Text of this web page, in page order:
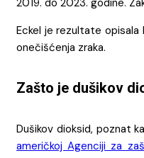
Eckel je rezultate opisala
onečišćenja zraka.
Zašto je dušikov
Dušikov dioksid, poznat
američkoj Agenciji za